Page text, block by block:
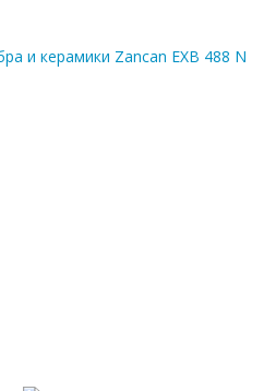
и керамики Zancan EXB 488 N